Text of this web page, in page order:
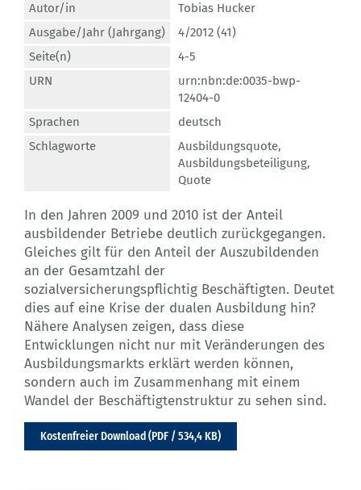
Autor/in
Tobias Hucker
Ausgabe/Jahr (Jahrgang)
4/2012 (41)
Seite(n)
4-5
URN
urn:nbn:de:0035-bwp-
12404-0
Sprachen
deutsch
Schlagworte
Ausbildungsquote,
Ausbildungsbeteiligung,
Quote
In den Jahren 2009 und 2010 ist der Anteil
ausbildender Betriebe deutlich zurückgegangen.
Gleiches gilt für den Anteil der Auszubildenden
an der Gesamtzahl der
sozialversicherungspflichtig Beschäftigten. Deutet
dies auf eine Krise der dualen Ausbildung hin?
Nähere Analysen zeigen, dass diese
Entwicklungen nicht nur mit Veränderungen des
Ausbildungsmarkts erklärt werden können,
sondern auch im Zusammenhang mit einem
Wandel der Beschäftigtenstruktur zu sehen sind.
Kostenfreier Download (PDF / 534,4 KB)